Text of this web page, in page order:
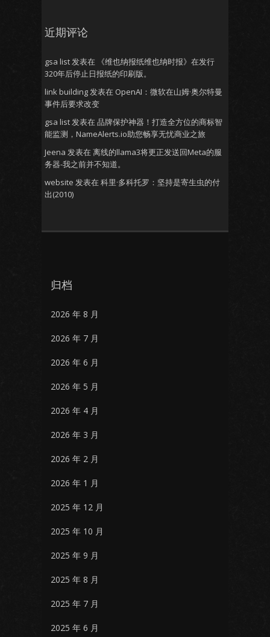
近期评论
gsa list发表在
《维也纳报纸维也纳时报》在发行
320年后停止日报纸的印刷版。
link building发表在 OpenAI：微软在山姆·奥尔特曼
事件后要求改变
gsa list发表在 品牌保护神器！打造全方位的商标智
能监测，NameAlerts.io助您畅享无忧商业之旅
Jeena 发表在 离线的llama3将更正发送回Meta的服
务器-我之前并不知道。
website 发表在 科里·多科托罗：坚持是寄生虫的付
出(2010)
归档
2026 年 8 月
2026 年 7 月
2026 年 6 月
2026 年 5 月
2026 年 4 月
2026 年 3 月
2026 年 2 月
2026 年 1 月
2025 年 12 月
2025 年 10 月
2025 年 9 月
2025 年 8 月
2025 年 7 月
2025 年 6 月